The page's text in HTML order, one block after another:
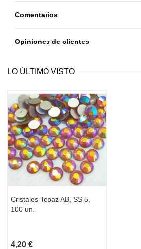
Comentarios
Opiniones de clientes
LO ÚLTIMO VISTO
Cristales Topaz AB, SS 5,
100 un.
4,20 €